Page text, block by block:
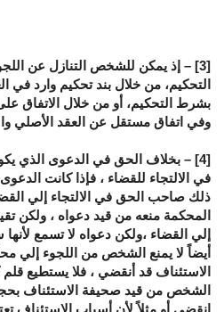
[3] – إذ يمكن للشخص التنازل عن
التحكيم، من خلال بند تحكيم وارد في
بشرط التحكيم، أو من خلال الاتفاق
وفي اتفاق مستقل عن العقد الأصلي
[4] – بخلاف الحق في الدعوى الذي
في الالتجاء للقضاء ، فإذا كانت
ذلك صاحب الحق في الالتجاء إلي
المحكمة منعه من قيد دعواه ، ولكن
إلي القضاء ،ولكن دعواه لا تسمع
أيضاً لا يمنع الشخص من اللجوء إلي
الاستئناف قد أنقضي ، فلا يستطيع
الشخص من قيد صحيفة الاستئناف
انقضي أو مثلاً لأن أسباب الاستئناف